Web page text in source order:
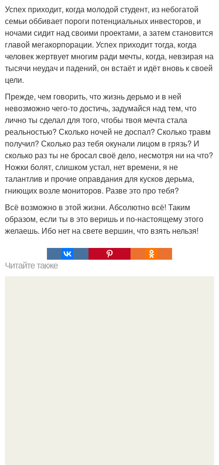
Успех приходит, когда молодой студент, из небогатой
семьи оббивает пороги потенциальных инвесторов, и
ночами сидит над своими проектами, а затем становится
главой мегакорпорации. Успех приходит тогда, когда
человек жертвует многим ради мечты, когда, невзирая на
тысячи неудач и падений, он встаёт и идёт вновь к своей
цели.
Прежде, чем говорить, что жизнь дерьмо и в ней
невозможно чего-то достичь, задумайся над тем, что
лично ты сделал для того, чтобы твоя мечта стала
реальностью? Сколько ночей не доспал? Сколько травм
получил? Сколько раз тебя окунали лицом в грязь? И
сколько раз ты не бросал своё дело, несмотря ни на что?
Ножки болят, слишком устал, нет времени, я не
талантлив и прочие оправдания для кусков дерьма,
гниющих возле мониторов. Разве это про тебя?
Всё возможно в этой жизни. Абсолютно всё! Таким
образом, если ты в это веришь и по-настоящему этого
желаешь. Ибо нет на свете вершин, что взять нельзя!
Читайте также